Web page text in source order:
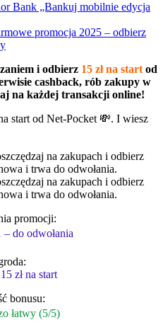
Bank „Bankuj mobilnie edycja
promocja 2025 – odbierz
i odbierz 15 zł na startod
cashback, rób zakupy w
na każdej transakcji online!
start od Net-Pocket 💸. I wiesz
promocji:
do odwołania
zł na start
bonusu:
łatwy (5/5)